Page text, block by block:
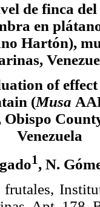
de finca del
en
Hartón),
of
(Musa
Venezuela
1, N.
frutales,